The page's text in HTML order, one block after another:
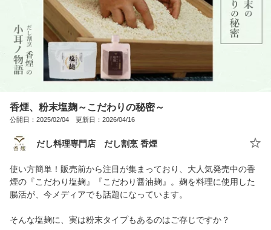
香煙、粉末塩麹～こだわりの秘密～
公開日：2025/02/04 更新日：2026/04/16
だし料理専門店 だし割烹 香煙
使い方簡単！販売前から注目が集まっており、大人気発売中の香
煙の『こだわり塩麹』『こだわり醤油麹』。麹を料理に使用した
腸活が、今メディアでも話題になっています。
そんな塩麹に、実は粉末タイプもあるのはご存じですか？